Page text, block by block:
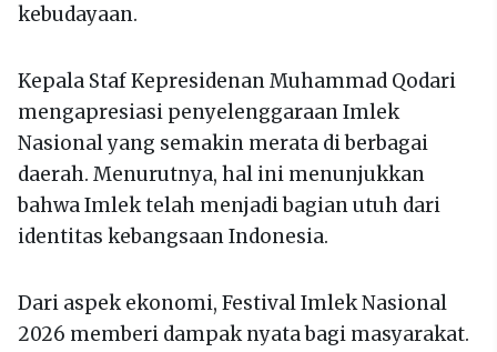
kebudayaan.
Kepala Staf Kepresidenan Muhammad Qodari
mengapresiasi penyelenggaraan Imlek
Nasional yang semakin merata di berbagai
daerah. Menurutnya, hal ini menunjukkan
bahwa Imlek telah menjadi bagian utuh dari
identitas kebangsaan Indonesia.
Dari aspek ekonomi, Festival Imlek Nasional
2026 memberi dampak nyata bagi masyarakat.